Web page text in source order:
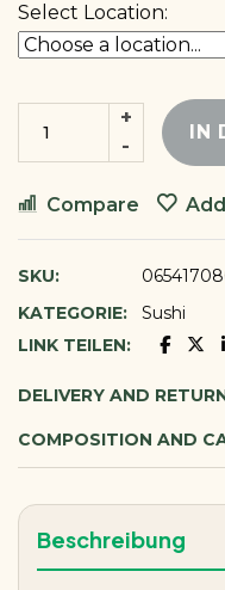
Select Location:
IN
Compare
SKU:
KATEGORIE:
Sushi
LINK TEILEN:
DELIVERY AND
COMPOSITION AND
Beschreibung